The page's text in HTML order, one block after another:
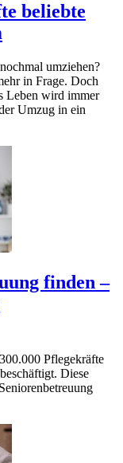
beliebte
umziehen?
in Frage. Doch
Leben wird immer
Umzug in ein
finden –
Pflegekräfte
Diese